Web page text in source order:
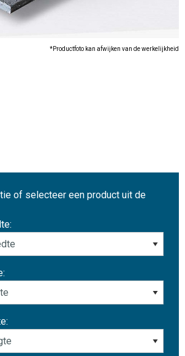
*Productfoto kan afwijken van de werkelijkheid
of selecteer een product uit de